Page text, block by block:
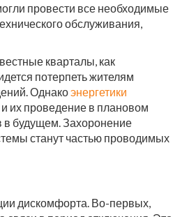
провести все необходимые
обслуживания,
кварталы, как
потерпеть жителям
Однакоэнергетики
их проведение в плановом
в будущем. Захоронение
станут частью проводимых
дискомфорта. Во-первых,